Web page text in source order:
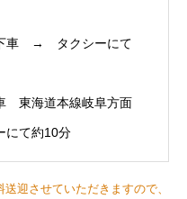
下車 → タクシーにて
東海道本線岐阜方面
て約10分
迎させていただきますので、